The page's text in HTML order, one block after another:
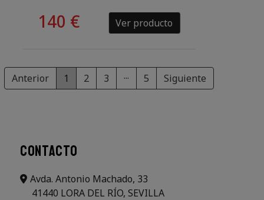
140 € Ver producto
Anterior 1 2 3 ··· 5 Siguiente
CONTACTO
Avda. Antonio Machado, 33
41440 LORA DEL RÍO, SEVILLA